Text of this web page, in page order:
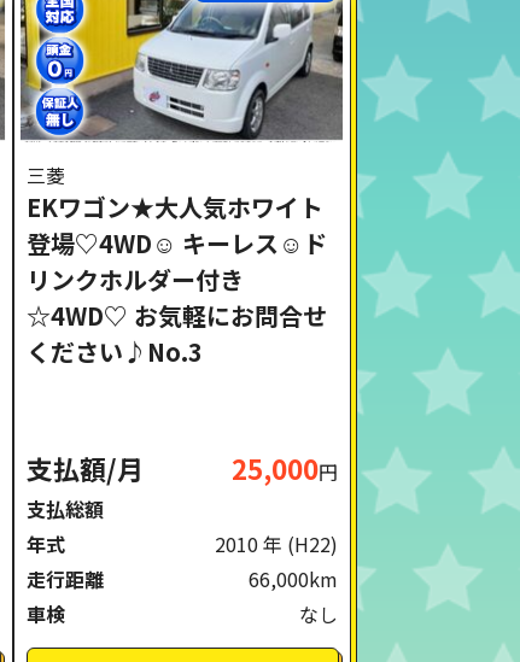
三菱
EKワゴン★大人気ホワイト
登場♡4WD☺ キーレス☺ド
リンクホルダー付き
☆4WD♡ お気軽にお問合せ
ください♪No.3
支払額/月 25,000円
支払総額
年式
2010 年 (H22)
走行距離
66,000km
車検
なし